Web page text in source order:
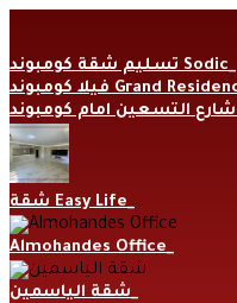
تسليم شقة كومبوند Sodic
شقة Easy Life
Almohandes Office
شقة الياسمين